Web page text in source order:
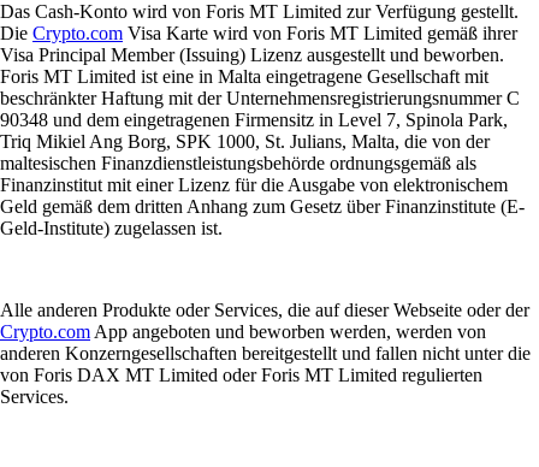
Das Cash-Konto wird von Foris MT Limited zur Verfügung gestellt.
Die Crypto.com Visa Karte wird von Foris MT Limited gemäß ihrer
Visa Principal Member (Issuing) Lizenz ausgestellt und beworben.
Foris MT Limited ist eine in Malta eingetragene Gesellschaft mit
beschränkter Haftung mit der Unternehmensregistrierungsnummer C
90348 und dem eingetragenen Firmensitz in Level 7, Spinola Park,
Triq Mikiel Ang Borg, SPK 1000, St. Julians, Malta, die von der
maltesischen Finanzdienstleistungsbehörde ordnungsgemäß als
Finanzinstitut mit einer Lizenz für die Ausgabe von elektronischem
Geld gemäß dem dritten Anhang zum Gesetz über Finanzinstitute (E-
Geld-Institute) zugelassen ist.
Alle anderen Produkte oder Services, die auf dieser Webseite oder der
Crypto.com App angeboten und beworben werden, werden von
anderen Konzerngesellschaften bereitgestellt und fallen nicht unter die
von Foris DAX MT Limited oder Foris MT Limited regulierten
Services.